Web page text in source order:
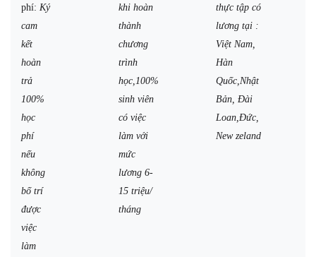
phí: Ký
cam
kết
hoàn
trả
100%
học
phí
nếu
không
bố trí
được
việc
làm
khi hoàn
thành
chương
trình
học,100%
sinh viên
có việc
làm với
mức
lương 6-
15 triệu/
tháng
thực tập có
lương tại :
Việt Nam,
Hàn
Quốc,Nhật
Bản, Đài
Loan,Đức,
New zeland